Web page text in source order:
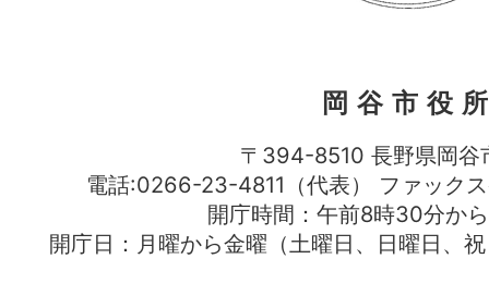
岡谷市役
〒394-8510 長野県岡谷
電話:0266-23-4811（代表） ファッ
開庁時間：午前8時30分か
開庁日：月曜から金曜（土曜日、日曜日、